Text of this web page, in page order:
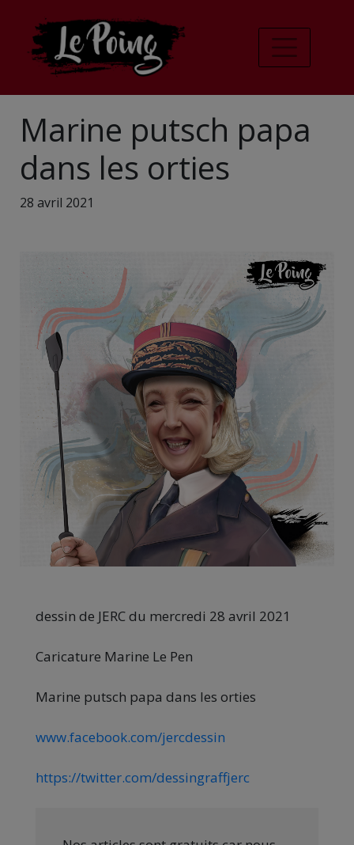
Marine putsch papa
dans les orties
28 avril 2021
dessin de JERC du mercredi 28 avril 2021
Caricature Marine Le Pen
Marine putsch papa dans les orties
www.facebook.com/jercdessin
https://twitter.com/dessingraffjerc